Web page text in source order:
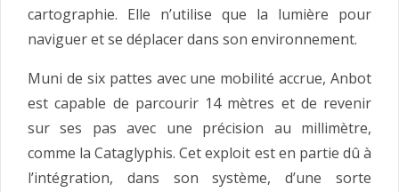
cartographie. Elle n’utilise que la lumière pour
naviguer et se déplacer dans son environnement.
Muni de six pattes avec une mobilité accrue, Anbot
est capable de parcourir 14 mètres et de revenir
sur ses pas avec une précision au millimètre,
comme la Cataglyphis. Cet exploit est en partie dû à
l’intégration, dans son système, d’une sorte